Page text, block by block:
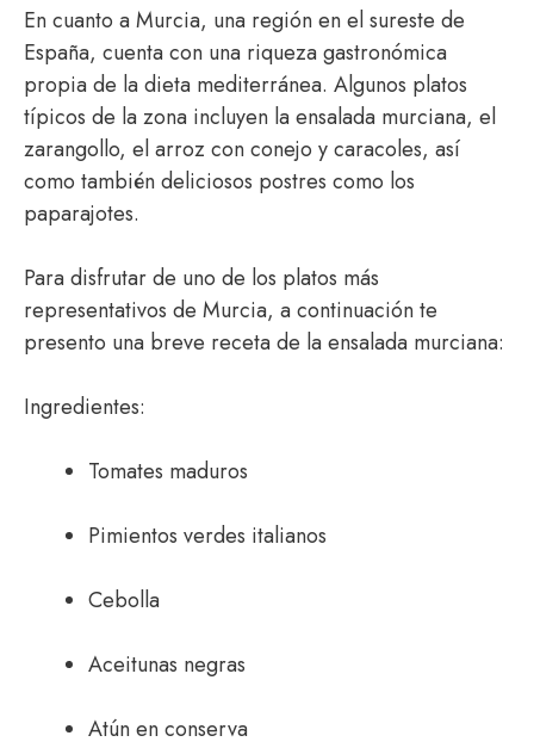
En cuanto a Murcia, una región en el sureste de
España, cuenta con una riqueza gastronómica
propia de la dieta mediterránea. Algunos platos
típicos de la zona incluyen la ensalada murciana, el
zarangollo, el arroz con conejo y caracoles, así
como también deliciosos postres como los
paparajotes.
Para disfrutar de uno de los platos más
representativos de Murcia, a continuación te
presento una breve receta de la ensalada murciana:
Ingredientes:
Tomates maduros
Pimientos verdes italianos
Cebolla
Aceitunas negras
Atún en conserva